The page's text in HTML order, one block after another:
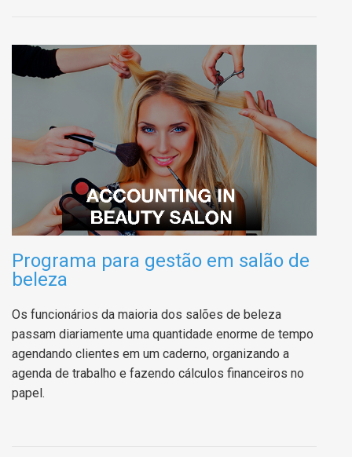
Programa para gestão em salão de
beleza
Os funcionários da maioria dos salões de beleza
passam diariamente uma quantidade enorme de tempo
agendando clientes em um caderno, organizando a
agenda de trabalho e fazendo cálculos financeiros no
papel.